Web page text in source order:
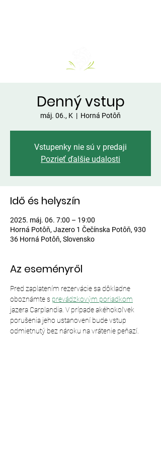
Denný vstup
máj. 06., K
  |
Horná Potôň
Vstupenky nie sú v predaji
Pozrieť ďalšie udalosti
Idő és helyszín
2025. máj. 06. 7:00 – 19:00
Horná Potôň, Jazero 1 Čečínska Potôň, 930
36 Horná Potôň, Slovensko
Az eseményről
Pred zaplatením rezervácie sa dôkladne
oboznámte s prevádzkovým poriadkom
jazera Carplandia. V prípade akéhokoľvek
porušenia jeho ustanovení bude vstup
odmietnutý bez nároku na vrátenie peňazí.